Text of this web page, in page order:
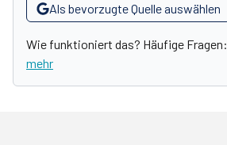
Als bevorzugte Quelle auswählen
Wie funktioniert das? Häufige Fragen:
mehr